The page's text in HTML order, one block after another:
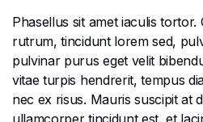
Phasellus sit amet iaculis
rutrum, tincidunt lorem sed,
pulvinar purus eget velit
vitae turpis hendrerit, tempus
nec ex risus. Mauris suscipit at